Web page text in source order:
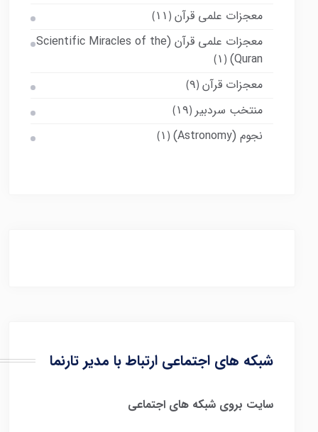
معجزات علمی قرآن (۱۱)
معجزات علمی قرآن (Scientific Miracles of the
Quran)
(۱)
معجزات قرآن (۹)
منتخب سردبیر (۱۹)
نجوم (Astronomy) (۱)
شبکه های اجتماعی ارتباط با مدیر تارنما
سایت بروی شبکه های اجتماعی